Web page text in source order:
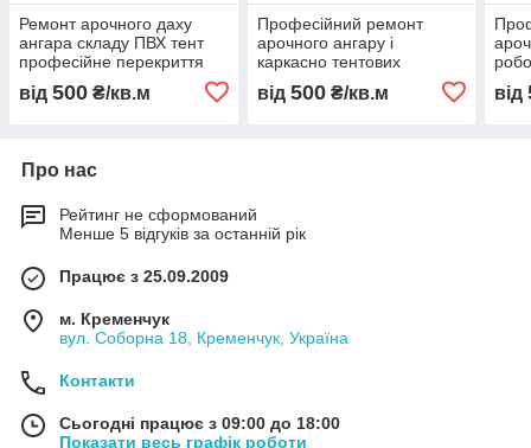
Ремонт арочного даху
ангара складу ПВХ тент
професійне перекриття
TentStroy Україна
від 500 ₴/кв.м
Професійний ремонт
арочного ангару і
каркасно тентових
конструкцій відновлення
даху складу ПВХ тент без
від 500₴/кв.м
без
від
Про нас
Рейтинг не сформований
Менше 5 відгуків за останній рік
Працює з 25.09.2009
м. Кременчук
вул. Соборна 18, Кременчук, Україна
Контакти
Сьогодні працює з 09:00 до 18:00
Показати весь графік роботи